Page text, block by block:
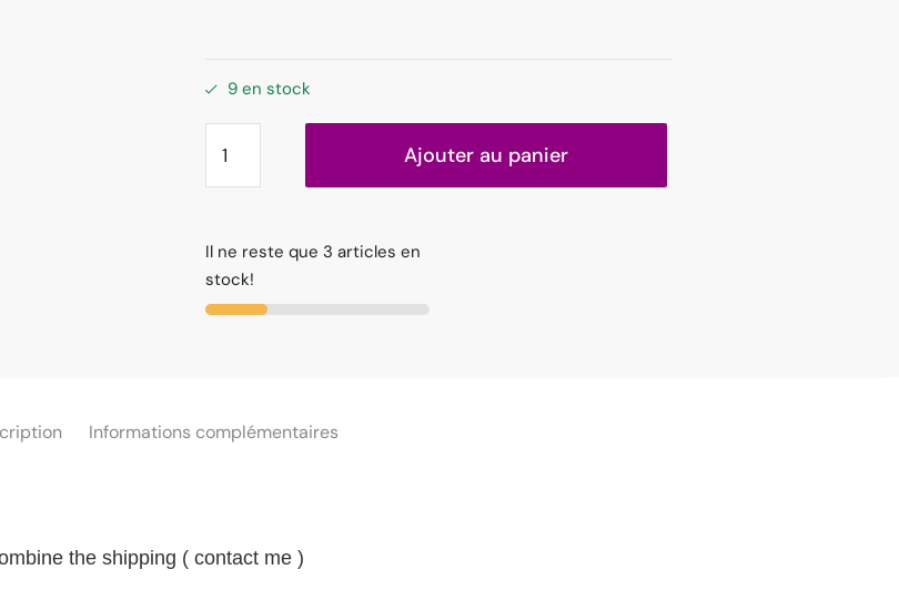
9 en stock
Ajouter au panier
Il ne reste que 3 articles en
stock!
Informations complémentaires
the shipping ( contact me )